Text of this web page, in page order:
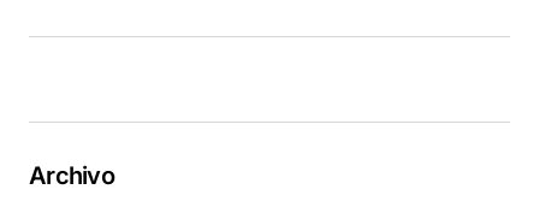
Archivo